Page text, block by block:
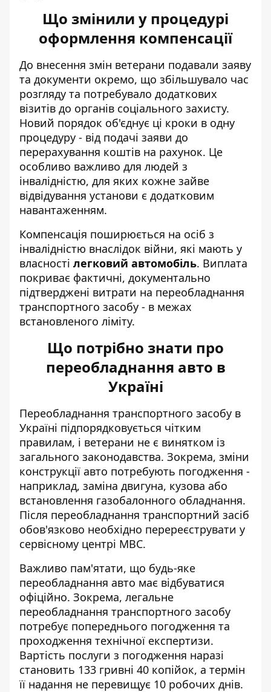
Що змінили у процедурі
оформлення компенсації
До внесення змін ветерани подавали заяву
та документи окремо, що збільшувало час
розгляду та потребувало додаткових
візитів до органів соціального захисту.
Новий порядок об'єднує ці кроки в одну
процедуру - від подачі заяви до
перерахування коштів на рахунок. Це
особливо важливо для людей з
інвалідністю, для яких кожне зайве
відвідування установи є додатковим
навантаженням.
Компенсація поширюється на осіб з
інвалідністю внаслідок війни, які мають у
власності легковий автомобіль. Виплата
покриває фактичні, документально
підтверджені витрати на переобладнання
транспортного засобу - в межах
встановленого ліміту.
Що потрібно знати про
переобладнання авто в
Україні
Переобладнання транспортного засобу в
Україні підпорядковується чітким
правилам, і ветерани не є винятком із
загального законодавства. Зокрема, зміни
конструкції авто потребують погодження -
наприклад, заміна двигуна, кузова або
встановлення газобалонного обладнання.
Після переобладнання транспортний засіб
обов'язково необхідно перереєструвати у
сервісному центрі МВС.
Важливо пам'ятати, що будь-яке
переобладнання авто має відбуватися
офіційно. Зокрема, легальне
переобладнання транспортного засобу
потребує попереднього погодження та
проходження технічної експертизи.
Вартість послуги з погодження наразі
становить 133 гривні 40 копійок, а термін
її надання не перевищує 10 робочих днів.